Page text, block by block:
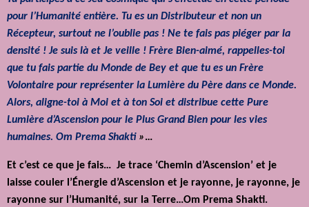
pour l’Humanité entière. Tu es un Distributeur et non un
Récepteur, surtout ne l’oublie pas ! Ne te fais pas piéger par la
densité ! Je suis là et Je veille ! Frère Bien-aimé, rappelles-toi
que tu fais partie du Monde de Bey et que tu es un Frère
Volontaire pour représenter la Lumière du Père dans ce Monde.
Alors, aligne-toi à Moi et à ton Soi et distribue cette Pure
Lumière d’Ascension pour le Plus Grand Bien pour les vies
humaines. Om Prema Shakti»…
Et c’est ce que je fais… Je trace ‘Chemin d’Ascension’ et je
laisse couler l’Énergie d’Ascension et je rayonne, je rayonne, je
rayonne sur l’Humanité, sur la Terre…Om Prema Shakti.